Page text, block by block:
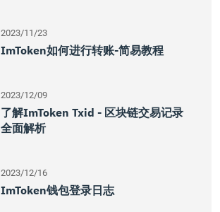
2023/11/23
ImToken如何进行转账-简易教程
2023/12/09
了解imToken Txid - 区块链交易记录
全面解析
2023/12/16
ImToken钱包登录日志